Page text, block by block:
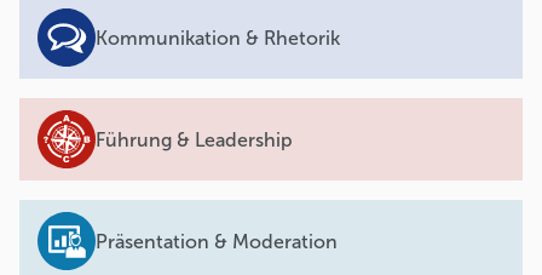
Kommunikation & Rhetorik
Führung & Leadership
Präsentation & Moderation